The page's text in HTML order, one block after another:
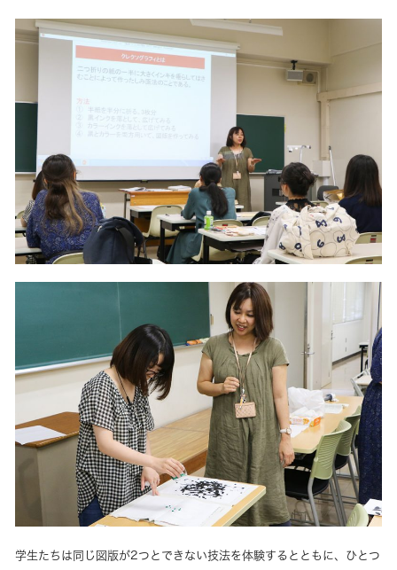
学生たちは同じ図版が2つとできない技法を体験するとともに、ひとつ